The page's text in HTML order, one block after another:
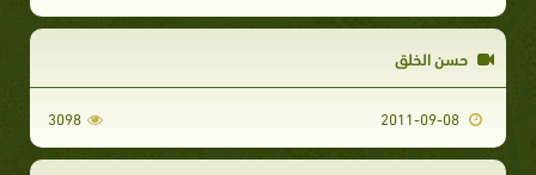
حسن الخلق
3098